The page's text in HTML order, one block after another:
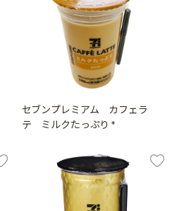
セブンプレミアム カフェラ
テ ミルクたっぷり *